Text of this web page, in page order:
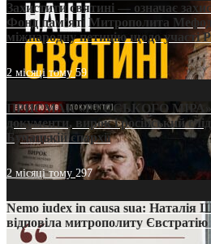
Захистити святині — означає
Фонд пам’яті Митрополита
міжнародну петицію щодо
2 місяці тому59
ПРИСМАК «РУССЬКОГО МІРА»
документи, вирок і російський
Бучацькій єпархії
2 місяці тому 297
Nemo iudex in causa sua: Наталія
відповіла митрополиту Євстратію